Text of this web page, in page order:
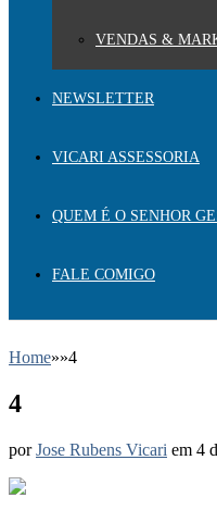
VENDAS &
NEWSLETTER
VICARI ASSESSORIA
QUEM É O SENHOR
FALE COMIGO
Home»»4
4
porJose Rubens Vicari em 4